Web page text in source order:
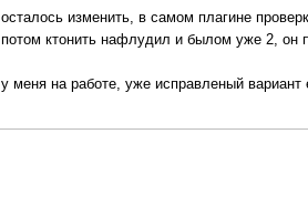
осталось изменить, в самом плагине
потом ктонить нафлудил и былом уже 2, он
у меня на работе, уже исправленый